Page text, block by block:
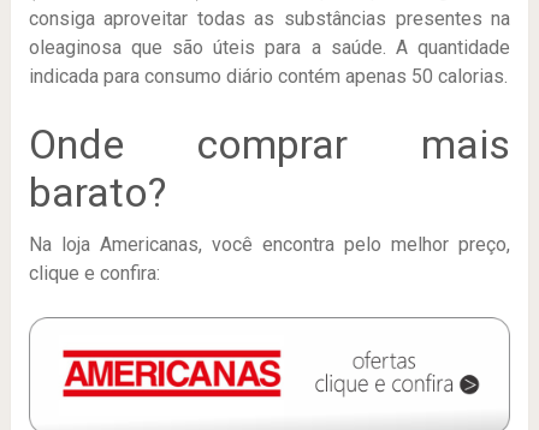
consiga aproveitar todas as substâncias presentes na
oleaginosa que são úteis para a saúde. A quantidade
indicada para consumo diário contém apenas 50 calorias.
Onde comprar mais
barato?
Na loja Americanas, você encontra pelo melhor preço,
clique e confira: